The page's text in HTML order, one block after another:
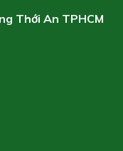
Thới An TPHCM